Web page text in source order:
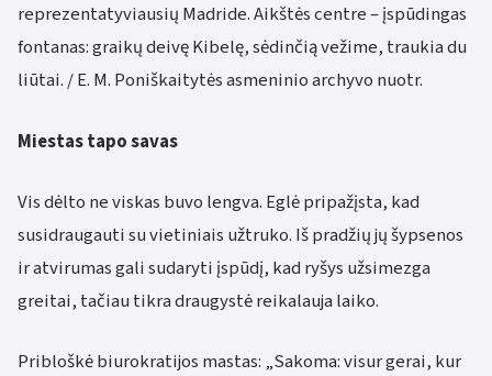
reprezentatyviausių Madride. Aikštės centre – įspūdingas
fontanas: graikų deivę Kibelę, sėdinčią vežime, traukia du
liūtai. / E. M. Poniškaitytės asmeninio archyvo nuotr.
Miestas tapo savas
Vis dėlto ne viskas buvo lengva. Eglė pripažįsta, kad
susidraugauti su vietiniais užtruko. Iš pradžių jų šypsenos
ir atvirumas gali sudaryti įspūdį, kad ryšys užsimezga
greitai, tačiau tikra draugystė reikalauja laiko.
Pribloškė biurokratijos mastas: „Sakoma: visur gerai, kur